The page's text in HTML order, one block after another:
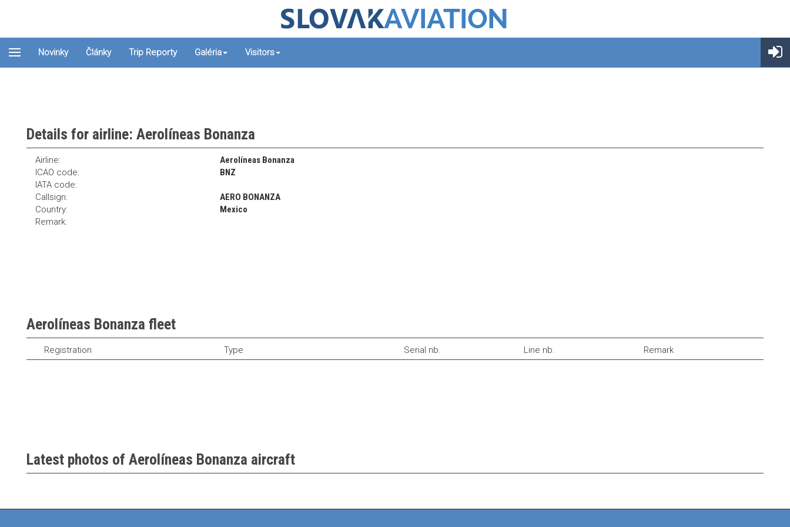
Novinky Články Trip Reporty Galéria Visitors
Details for airline: Aerolíneas Bonanza
Airline:
Aerolíneas Bonanza
ICAO code:
BNZ
IATA code:
Callsign:
AERO BONANZA
Country:
Mexico
Remark:
Aerolíneas Bonanza fleet
Registration Type Serial nb. Line nb. Remark
Latest photos of Aerolíneas Bonanza aircraft